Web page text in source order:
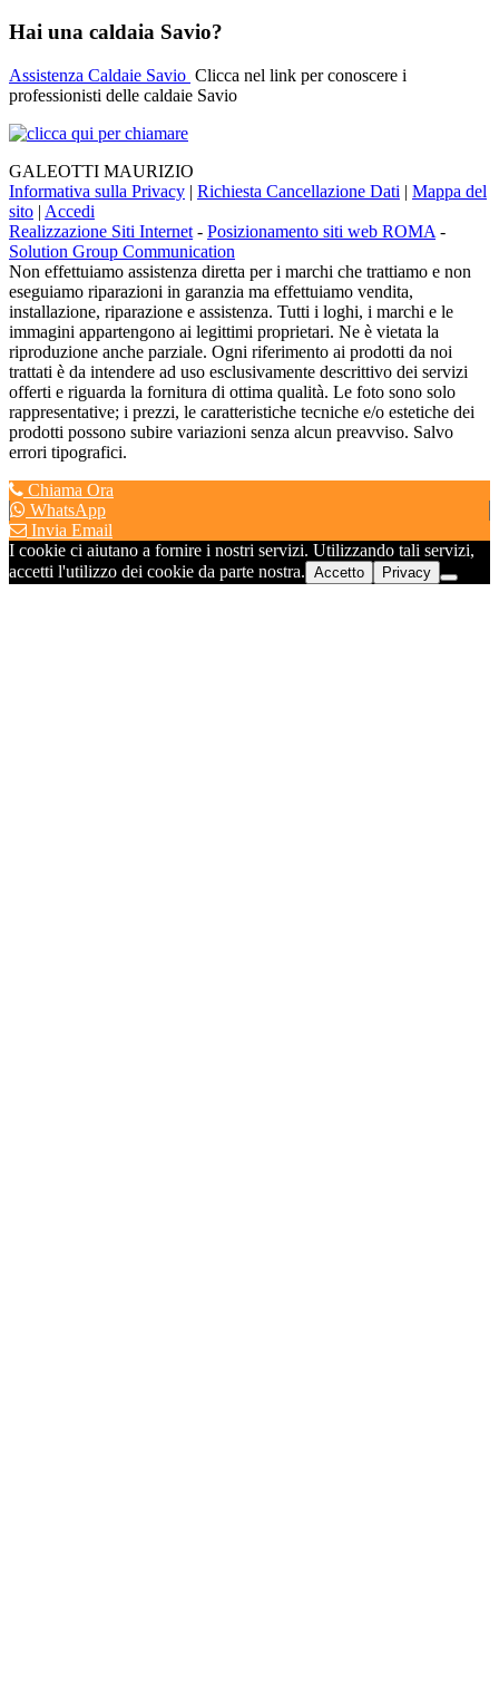
Hai una caldaia Savio?
Assistenza Caldaie Savio Clicca nel link per conoscere i
professionisti delle caldaie Savio
GALEOTTI MAURIZIO
Informativa sulla Privacy | Richiesta Cancellazione Dati | Mappa del
sito | Accedi
Realizzazione Siti Internet - Posizionamento siti web ROMA -
Solution Group Communication
Non effettuiamo assistenza diretta per i marchi che trattiamo e non
eseguiamo riparazioni in garanzia ma effettuiamo vendita,
installazione, riparazione e assistenza. Tutti i loghi, i marchi e le
immagini appartengono ai legittimi proprietari. Ne è vietata la
riproduzione anche parziale. Ogni riferimento ai prodotti da noi
trattati è da intendere ad uso esclusivamente descrittivo dei servizi
offerti e riguarda la fornitura di ottima qualità. Le foto sono solo
rappresentative; i prezzi, le caratteristiche tecniche e/o estetiche dei
prodotti possono subire variazioni senza alcun preavviso. Salvo
errori tipografici.
Chiama Ora
WhatsApp
Invia Email
I cookie ci aiutano a fornire i nostri servizi. Utilizzando tali servizi,
accetti l'utilizzo dei cookie da parte nostra. Accetto Privacy